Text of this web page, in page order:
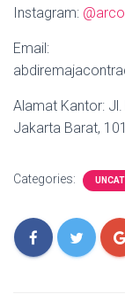
Instagram:
Email:
Alamat Kantor:
Jakarta Barat,
Categories: